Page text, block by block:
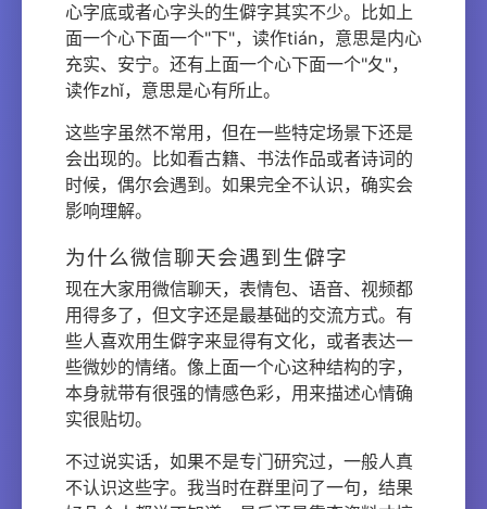
心字底或者心字头的生僻字其实不少。比如上
面一个心下面一个"下"，读作tián，意思是内心
充实、安宁。还有上面一个心下面一个"夂"，
读作zhǐ，意思是心有所止。
这些字虽然不常用，但在一些特定场景下还是
会出现的。比如看古籍、书法作品或者诗词的
时候，偶尔会遇到。如果完全不认识，确实会
影响理解。
为什么微信聊天会遇到生僻字
现在大家用微信聊天，表情包、语音、视频都
用得多了，但文字还是最基础的交流方式。有
些人喜欢用生僻字来显得有文化，或者表达一
些微妙的情绪。像上面一个心这种结构的字，
本身就带有很强的情感色彩，用来描述心情确
实很贴切。
不过说实话，如果不是专门研究过，一般人真
不认识这些字。我当时在群里问了一句，结果